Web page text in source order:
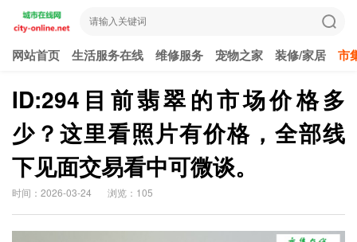
网站首页 生活服务在线 维修服务 宠物之家 装修/家居 市
ID:294目前翡翠的市场价格多
少？这里看照片有价格，全部线
下见面交易看中可微谈。
时间：2026-03-24 浏览：105